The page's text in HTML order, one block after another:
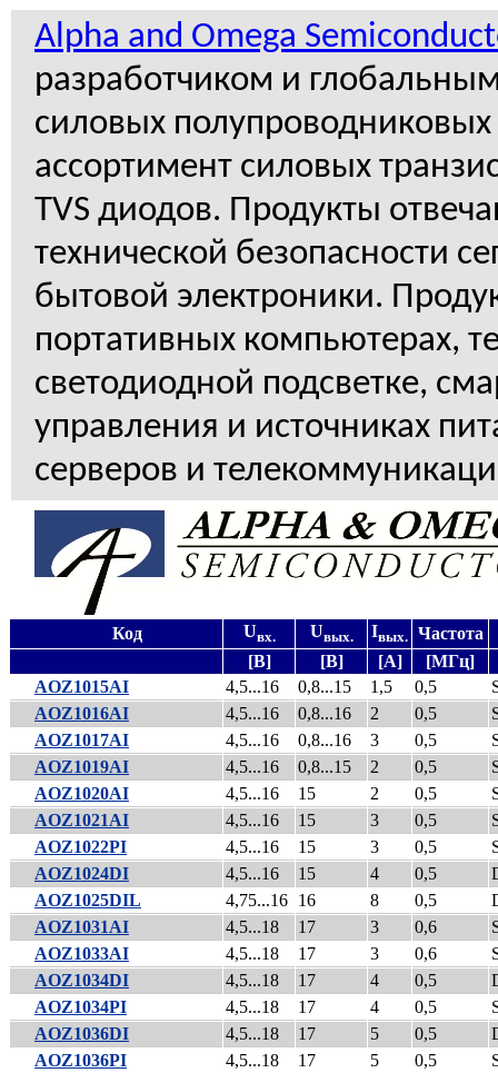
Alpha and Omega
разработчиком и
силовых
ассортимент силовых
TVS диодов. Продукты
технической безопасности
бытовой электроники.
портативных компьютерах,
светодиодной подсветке,
управления и источниках
серверов и
Код Uвх. Uвых. Iвых. Частота
[В]
[В] [А]
[МГц]
AOZ1015AI
4,5...16 0,8...15 1,5 0,5
AOZ1016AI
4,5...16 0,8...16 2 0,5
AOZ1017AI
4,5...16 0,8...16 3 0,5
AOZ1019AI
4,5...16 0,8...15 2 0,5
AOZ1020AI
4,5...16 15 2 0,5
AOZ1021AI
4,5...16 15 3 0,5
AOZ1022PI
4,5...16 15 3 0,5
AOZ1024DI
4,5...16 15 4 0,5
AOZ1025DIL
4,75...16 16 8 0,5
AOZ1031AI
4,5...18 17 3 0,6
AOZ1033AI
4,5...18 17 3 0,6
AOZ1034DI
4,5...18 17 4 0,5
AOZ1034PI
4,5...18 17 4 0,5
AOZ1036DI
4,5...18 17 5 0,5
AOZ1036PI
4,5...18 17 5 0,5